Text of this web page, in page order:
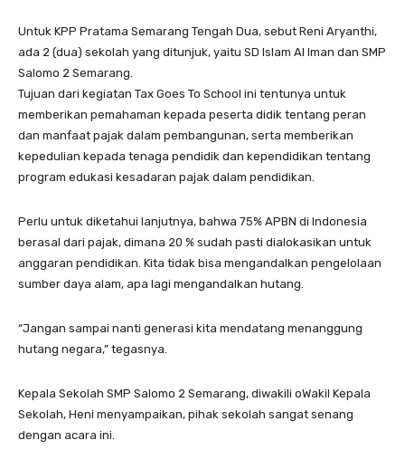
Untuk KPP Pratama Semarang Tengah Dua, sebut Reni Aryanthi,
ada 2 (dua) sekolah yang ditunjuk, yaitu SD Islam Al Iman dan SMP
Salomo 2 Semarang.
Tujuan dari kegiatan Tax Goes To School ini tentunya untuk
memberikan pemahaman kepada peserta didik tentang peran
dan manfaat pajak dalam pembangunan, serta memberikan
kepedulian kepada tenaga pendidik dan kependidikan tentang
program edukasi kesadaran pajak dalam pendidikan.
Perlu untuk diketahui lanjutnya, bahwa 75% APBN di Indonesia
berasal dari pajak, dimana 20 % sudah pasti dialokasikan untuk
anggaran pendidikan. Kita tidak bisa mengandalkan pengelolaan
sumber daya alam, apa lagi mengandalkan hutang.
“Jangan sampai nanti generasi kita mendatang menanggung
hutang negara,” tegasnya.
Kepala Sekolah SMP Salomo 2 Semarang, diwakili oWakil Kepala
Sekolah, Heni menyampaikan, pihak sekolah sangat senang
dengan acara ini.